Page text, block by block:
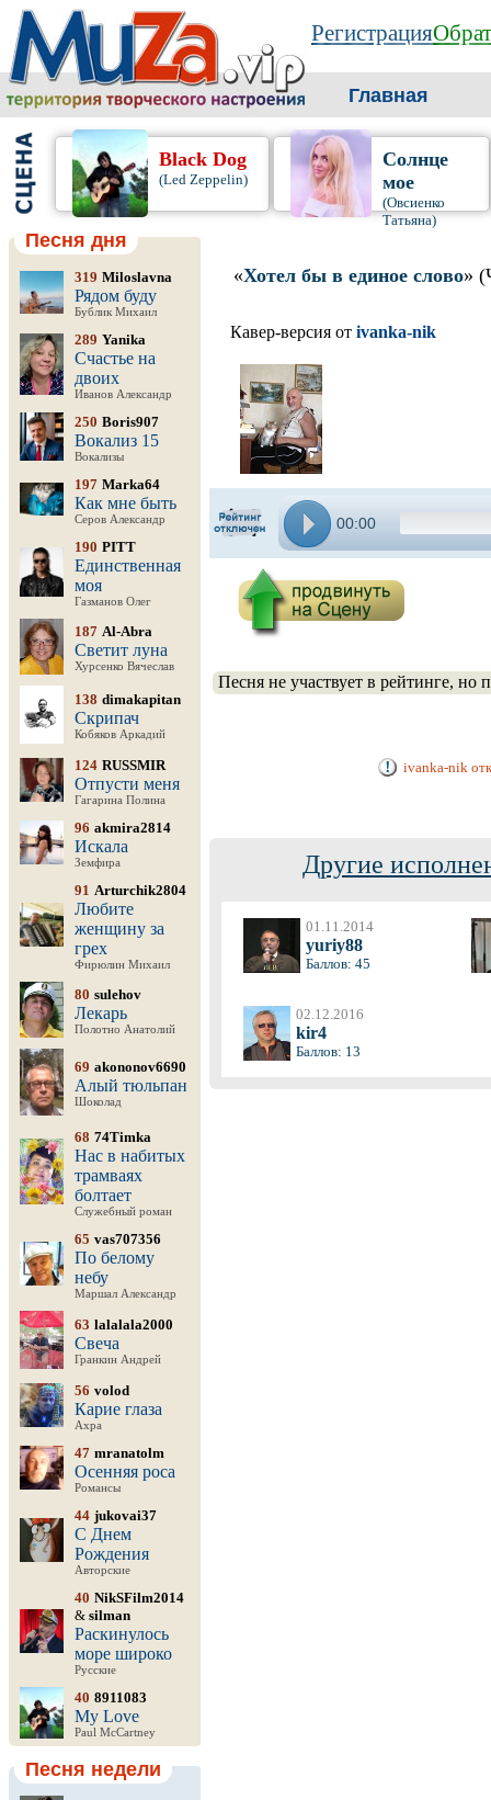
Регистрация
Главная
Black Dog
(Led Zeppelin)
Солнце
мое
(Овсиенко
Татьяна)
Песня дня
319 Miloslavna
Рядом буду
Бублик Михаил
289 Yanika
Счастье на
двоих
Иванов Александр
250 Boris907
Вокализ 15
Вокализы
197 Marka64
Как мне быть
Серов Александр
190 PITT
Единственная
моя
Газманов Олег
187 Al-Abra
Светит луна
Хурсенко Вячеслав
138 dimakapitan
Скрипач
Кобяков Аркадий
124 RUSSMIR
Отпусти меня
Гагарина Полина
96 akmira2814
Искала
Земфира
91 Arturchik2804
Любите
женщину за
грех
Фирюлин Михаил
80 sulehov
Лекарь
Полотно Анатолий
69 akononov6690
Алый тюльпан
Шоколад
68 74Timka
Нас в набитых
трамваях
болтает
Служебный роман
65 vas707356
По белому
небу
Маршал Александр
63 lalalala2000
Свеча
Гранкин Андрей
56 volod
Карие глаза
Ахра
47 mranatolm
Осенняя роса
Романсы
44 jukovai37
С Днем
Рождения
Авторские
40 NikSFilm2014
& silman
Раскинулось
море широко
Русские
40 8911083
My Love
Paul McCartney
Песня недели
«Хотел бы в единое слово»
Кавер-версия от ivanka-nik
00:00
Песня не участвует в рейтинге, но
ivanka-nik
Другие
01.11.2014
yuriy88
Баллов: 45
02.12.2016
kir4
Баллов: 13